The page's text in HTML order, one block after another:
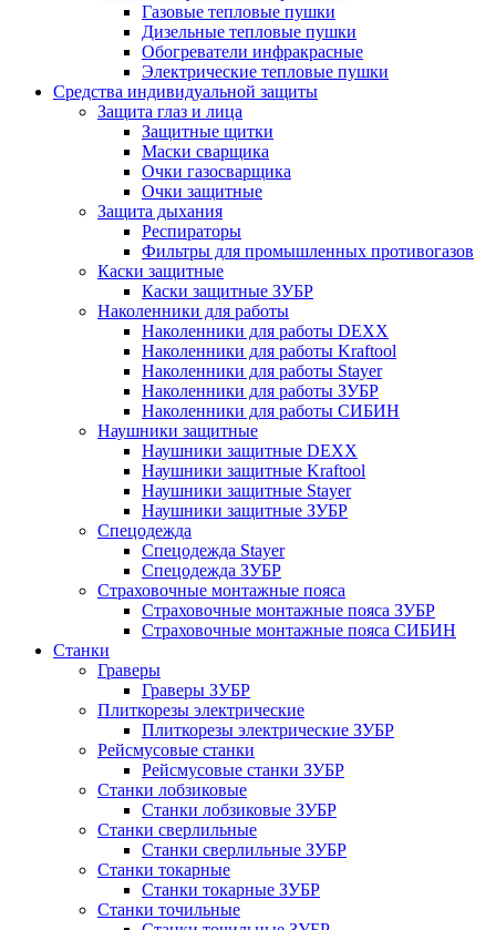
Газовые тепловые пушки
Дизельные тепловые пушки
Обогреватели инфракрасные
Электрические тепловые пушки
Средства индивидуальной защиты
Защита глаз и лица
Защитные щитки
Маски сварщика
Очки газосварщика
Очки защитные
Защита дыхания
Респираторы
Фильтры для промышленных противогазов
Каски защитные
Каски защитные ЗУБР
Наколенники для работы
Наколенники для работы DEXX
Наколенники для работы Kraftool
Наколенники для работы Stayer
Наколенники для работы ЗУБР
Наколенники для работы СИБИН
Наушники защитные
Наушники защитные DEXX
Наушники защитные Kraftool
Наушники защитные Stayer
Наушники защитные ЗУБР
Спецодежда
Спецодежда Stayer
Спецодежда ЗУБР
Страховочные монтажные пояса
Страховочные монтажные пояса ЗУБР
Страховочные монтажные пояса СИБИН
Станки
Граверы
Граверы ЗУБР
Плиткорезы электрические
Плиткорезы электрические ЗУБР
Рейсмусовые станки
Рейсмусовые станки ЗУБР
Станки лобзиковые
Станки лобзиковые ЗУБР
Станки сверлильные
Станки сверлильные ЗУБР
Станки токарные
Станки токарные ЗУБР
Станки точильные